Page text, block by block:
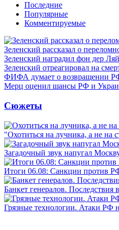
Последние
Популярные
Комментируемые
Зеленский рассказал о
Зеленский наградил фон дер
Зеленский отреагировал на
ФИФА думает о возвращении
Мерц оценил шансы РФ и
Сюжеты
"Охотиться на лучника, а не на
Загадочный звук напугал
Итоги 06.08: Санкции против
Банкет генералов. Последствия
Грязные технологии. Атаки РФ